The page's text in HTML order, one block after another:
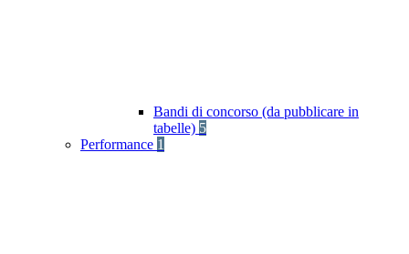
Bandi di concorso (da pubblicare in
tabelle) 5
Performance 1